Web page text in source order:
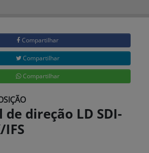
Compartilhar
Compartilhar
Compartilhar
direção LD SDI-
IFS